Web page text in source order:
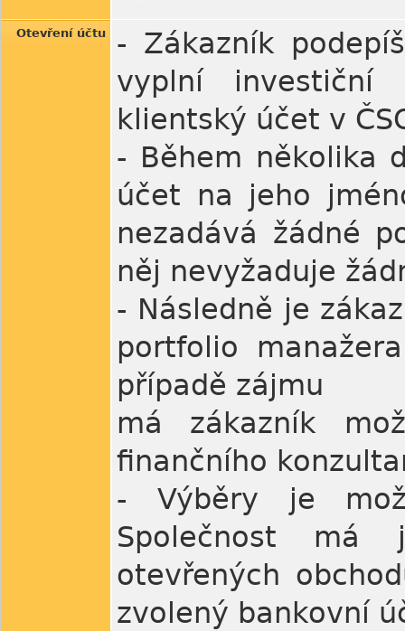
Otevření účtu
- Zákazník
vyplní investiční
klientský účet v
- Během několika
účet na jeho
nezadává žádné
něj nevyžaduje
- Následně je
portfolio
případě zájmu
má zákazník
finančního
- Výběry je
Společnost má
otevřených
zvolený bankovní